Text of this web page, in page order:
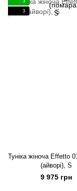
3
Туніка жіноча Effetto
(айворі), S
9 975 грн